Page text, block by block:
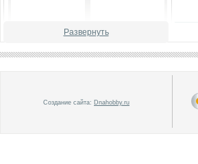
В каталог
Развернуть
Создание сайта: Dnahobby.ru